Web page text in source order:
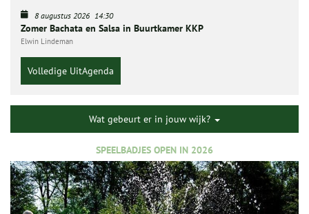
8 augustus 2026 14:30
Zomer Bachata en Salsa in Buurtkamer KKP
Elwin Lindeman
Volledige UitAgenda
Wat gebeurt er in jouw wijk?
SPEELBADJES OPEN IN 2026